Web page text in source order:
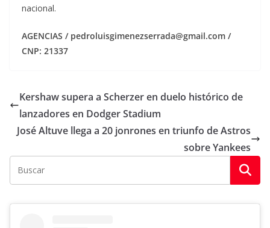
nacional.
AGENCIAS / pedroluisgimenezserrada@gmail.com /
CNP: 21337
Kershaw supera a Scherzer en duelo histórico de
lanzadores en Dodger Stadium
José Altuve llega a 20 jonrones en triunfo de Astros
sobre Yankees